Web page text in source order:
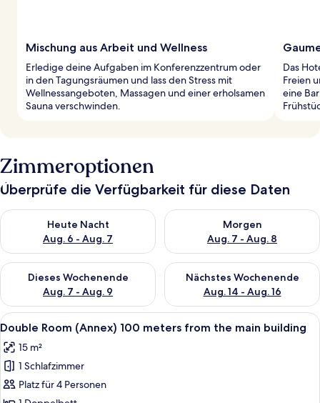
Mischung aus Arbeit und Wellness
Erledige deine Aufgaben im Konferenzzentrum oder
in den Tagungsräumen und lass den Stress mit
Wellnessangeboten, Massagen und einer erholsamen
Sauna verschwinden.
Das
Freien
eine
Zimmeroptionen
Überprüfe die Verfügbarkeit für diese Daten
Heute Nacht
Aug. 6 - Aug. 7
Überprüfe die Verfügbarkeit für heute Nacht, Aug. 6 - Aug. 7.
Morgen
Aug. 7 - Aug. 8
Überprüfe die Verfügbarkeit
Dieses Wochenende
Aug. 7 - Aug. 9
Überprüfe die Verfügbarkeit für dieses Wochenende, Aug. 7
Nächstes Wochenende
Aug. 14 - Aug. 16
Überprüfe die Verfügbarkeit
Alle
Fotos
für
Double
Room
Ein Hotelzimmer mit zwei Betten,
4
Double Room (Annex) 100 meters from the main building
15 m²
1 Schlafzimmer
Platz für 4 Personen